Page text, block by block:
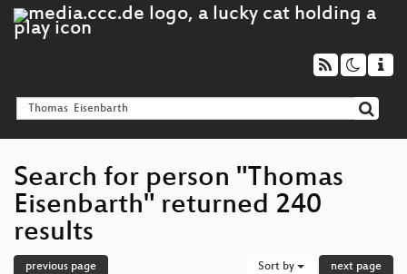
Search for person "Thomas
Eisenbarth" returned 240
results
previous page Sort by next page